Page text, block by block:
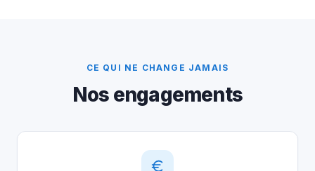
CE QUI NE CHANGE JAMAIS
Nos engagements